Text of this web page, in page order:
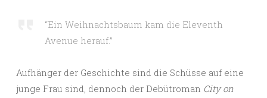
“Ein Weihnachtsbaum kam die Eleventh
Avenue herauf.”
Aufhänger der Geschichte sind die Schüsse auf eine
junge Frau sind, dennoch der Debütroman City on